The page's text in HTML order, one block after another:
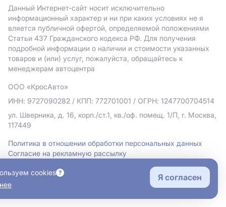
Данный Интернет-сайт носит исключительно
информационный характер и ни при каких условиях не я
вляется публичной офертой, определяемой положениями
Статьи 437 Гражданского кодекса РФ. Для получения
подробной информации о наличии и стоимости указанных
товаров и (или) услуг, пожалуйста, обращайтесь к
менеджерам автоцентра
ООО «КросАвто»
ИНН: 9727090282 / КПП: 772701001 / ОГРН: 1247700704514
ул. Шверника, д. 16, корп./ст.1, кв./оф. помещ. 1/П, г. Москва,
117449
Политика в отношении обработки персональных данных
Согласие на рекламную рассылку
cookies
Я согласен